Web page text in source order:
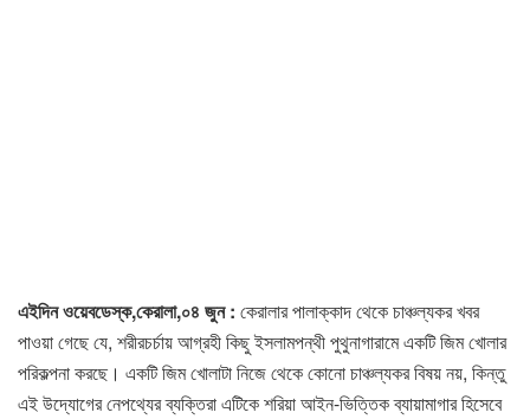
এইদিন ওয়েবডেস্ক,কেরালা,০৪ জুন : কেরালার পালাক্কাদ থেকে চাঞ্চল্যকর খবর
পাওয়া গেছে যে, শরীরচর্চায় আগ্রহী কিছু ইসলামপন্থী পুথুনাগারামে একটি জিম খোলার
পরিকল্পনা করছে। একটি জিম খোলাটা নিজে থেকে কোনো চাঞ্চল্যকর বিষয় নয়, কিন্তু
এই উদ্যোগের নেপথ্যের ব্যক্তিরা এটিকে শরিয়া আইন-ভিত্তিক ব্যায়ামাগার হিসেবে